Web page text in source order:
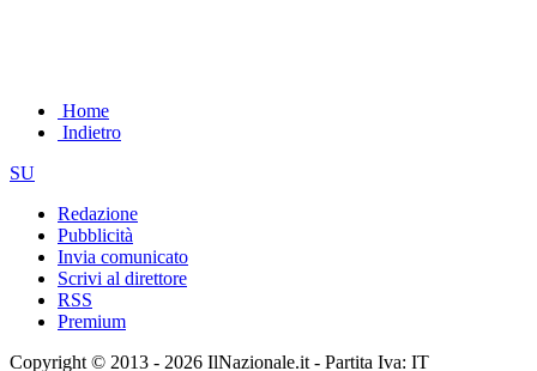
Home
Indietro
SU
Redazione
Pubblicità
Invia comunicato
Scrivi al direttore
RSS
Premium
Copyright © 2013 - 2026 IlNazionale.it - Partita Iva: IT